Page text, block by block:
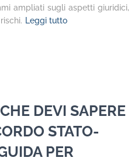
ampliati sugli aspetti giuridici,
Leggi tutto
DEVI SAPERE
STATO-
PER